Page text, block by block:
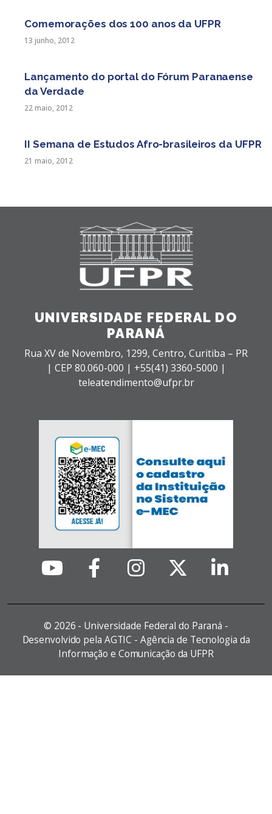
Comemorações dos 100 anos da UFPR
13 junho, 2012
Lançamento do portal do Fórum Paranaense
da Verdade
22 maio, 2012
II Semana de Estudos Afro-brasileiros da UFPR
21 maio, 2012
UNIVERSIDADE FEDERAL DO
PARANÁ
Rua XV de Novembro, 1299, Centro, Curitiba – PR
| CEP 80.060-000 | +55(41) 3360-5000 |
teleatendimento@ufpr.br
© 2026 - Universidade Federal do Paraná -
Desenvolvido pela AGTIC - Agência de Tecnologia da
Informação e Comunicação da UFPR